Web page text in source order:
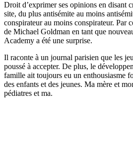
Droit d’exprimer ses opinions en disant
site, du plus antisémite au moins
conspirateur au moins conspirateur. Par
de Michael Goldman en tant que
Academy a été une surprise.
Il raconte à un journal parisien que les
poussé à accepter. De plus, le
famille ait toujours eu un enthousiasme
des enfants et des jeunes. Ma mère et
pédiatres et ma.